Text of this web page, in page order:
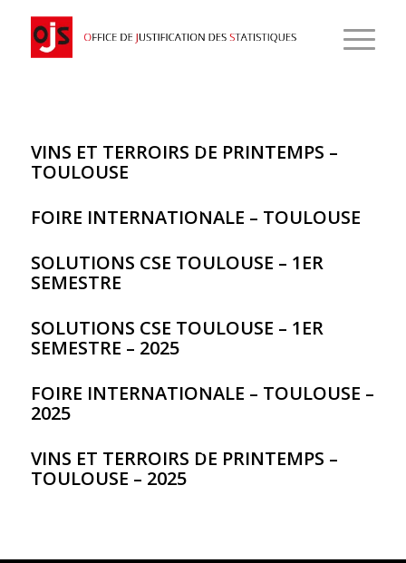
VINS ET TERROIRS DE PRINTEMPS –
TOULOUSE
FOIRE INTERNATIONALE – TOULOUSE
SOLUTIONS CSE TOULOUSE – 1ER
SEMESTRE
SOLUTIONS CSE TOULOUSE – 1ER
SEMESTRE – 2025
FOIRE INTERNATIONALE – TOULOUSE –
2025
VINS ET TERROIRS DE PRINTEMPS –
TOULOUSE – 2025